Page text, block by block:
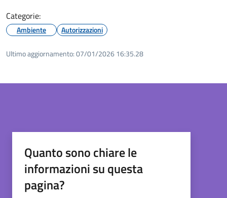
Categorie:
Ambiente Autorizzazioni
Ultimo aggiornamento:07/01/2026 16:35.28
Quanto sono chiare le
informazioni su questa
pagina?